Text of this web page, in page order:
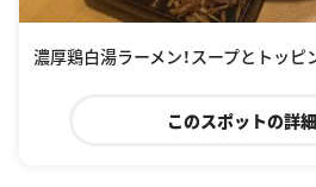
濃厚鶏白湯ラーメン！スープとトッ
このスポットの詳